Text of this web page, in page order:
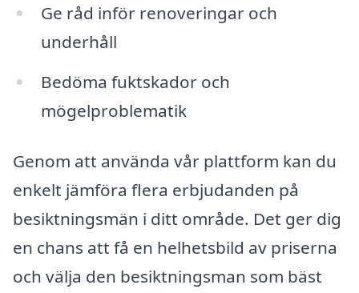
Ge råd inför renoveringar och
underhåll
Bedöma fuktskador och
mögelproblematik
Genom att använda vår plattform kan du
enkelt jämföra flera erbjudanden på
besiktningsmän i ditt område. Det ger dig
en chans att få en helhetsbild av priserna
och välja den besiktningsman som bäst